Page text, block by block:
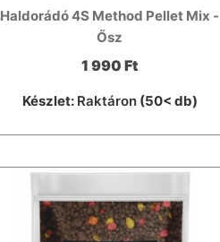
Haldorádó 4S Method Pellet Mix -
Ősz
1 990 Ft
Készlet: Raktáron(50< db)